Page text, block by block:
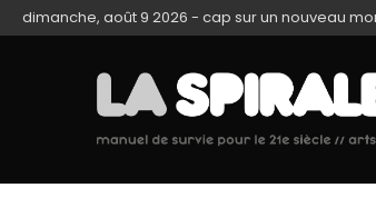
dimanche, août 9 2026 - cap sur un nouveau